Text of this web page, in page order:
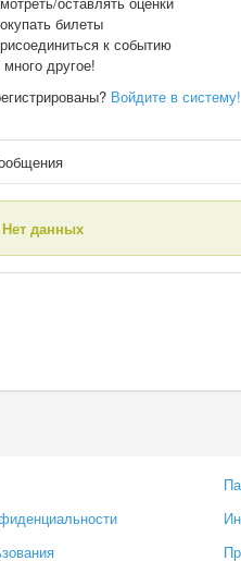
билеты
к событию
много другое!
Войдите в систему!
Нет данных